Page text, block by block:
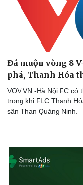
Ăn sạch sống khỏe
Đá muộn vòng 8
phá, Thanh Hóa
VOV.VN -Hà Nội FC có
trong khi FLC Thanh
sân Than Quảng Ninh.